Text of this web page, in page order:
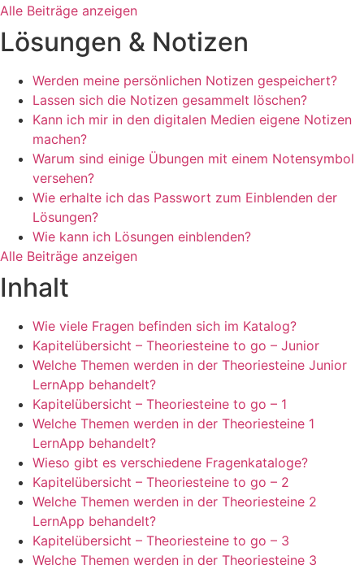
Alle Beiträge anzeigen
Lösungen & Notizen
Werden meine persönlichen Notizen gespeichert?
Lassen sich die Notizen gesammelt löschen?
Kann ich mir in den digitalen Medien eigene Notizen
machen?
Warum sind einige Übungen mit einem Notensymbol
versehen?
Wie erhalte ich das Passwort zum Einblenden der
Lösungen?
Wie kann ich Lösungen einblenden?
Alle Beiträge anzeigen
Inhalt
Wie viele Fragen befinden sich im Katalog?
Kapitelübersicht – Theoriesteine to go – Junior
Welche Themen werden in der Theoriesteine Junior
LernApp behandelt?
Kapitelübersicht – Theoriesteine to go – 1
Welche Themen werden in der Theoriesteine 1
LernApp behandelt?
Wieso gibt es verschiedene Fragenkataloge?
Kapitelübersicht – Theoriesteine to go – 2
Welche Themen werden in der Theoriesteine 2
LernApp behandelt?
Kapitelübersicht – Theoriesteine to go – 3
Welche Themen werden in der Theoriesteine 3